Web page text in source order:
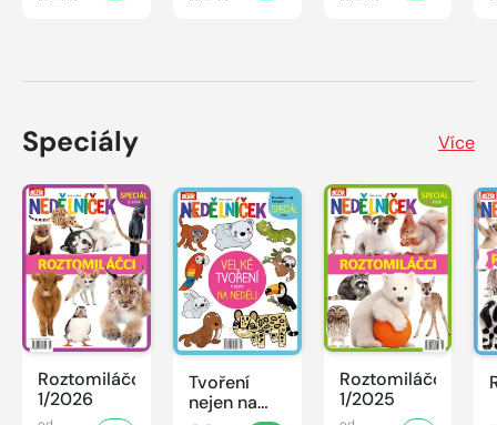
Speciály Více
Roztomiláčci
1/2026
Tvoření
nejen na
Roztomiláčci
1/2025